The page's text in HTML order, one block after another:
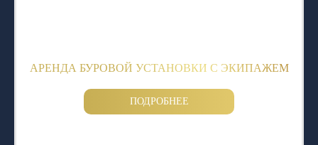
АРЕНДА БУРОВОЙ УСТАНОВКИ С ЭКИПАЖЕМ
ПОДРОБНЕЕ